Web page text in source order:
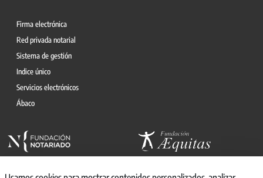
Firma electrónica
Red privada notarial
Sistema de gestión
Indice único
Servicios electrónicos
Ábaco